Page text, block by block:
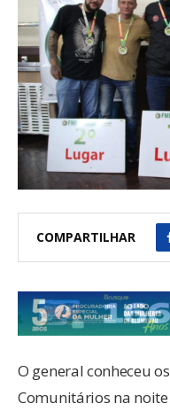
COMPARTILHAR
O general conheceu
Comunitários na